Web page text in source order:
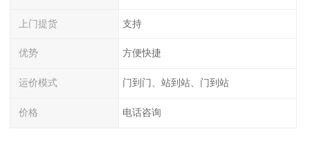
上门提货 支持
优势 方便快捷
运价模式 门到门、站到站、门到站
价格 电话咨询